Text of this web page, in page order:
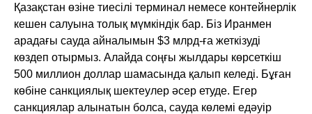
Қазақстан өзіне тиесілі терминал немесе контейнерлік
кешен салуына толық мүмкіндік бар. Біз Иранмен
арадағы сауда айналымын $3 млрд-ға жеткізуді
көздеп отырмыз. Алайда соңғы жылдары көрсеткіш
500 миллион доллар шамасында қалып келеді. Бұған
көбіне санкциялық шектеулер әсер етуде. Егер
санкциялар алынатын болса, сауда көлемі едәуір